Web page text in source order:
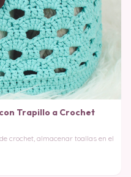
Trapillo a Crochet
crochet, almacenar toallas en el